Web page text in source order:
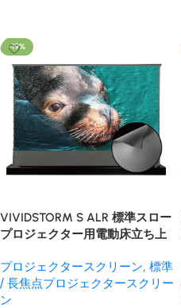
-19%
VIVIDSTORM S ALR 標準スロー
プロジェクター用電動床立ち上
プロジェクタースクリーン, 標準
/ 長焦点プロジェクタースクリー
ン